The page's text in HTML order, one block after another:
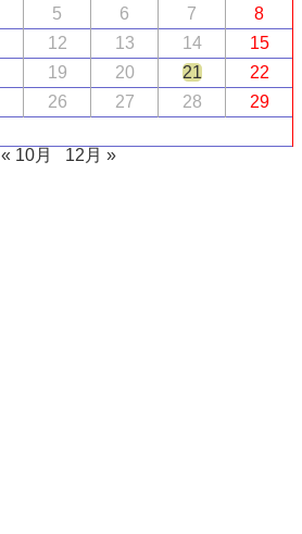
5 6 7
8
12 13 14
15
19 20 21
22
26 27 28
29
« 10月
12月 »